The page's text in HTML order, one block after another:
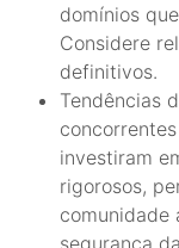
domínios
Considere
definitivos.
Tendências
investiram
rigorosos,
comunidade